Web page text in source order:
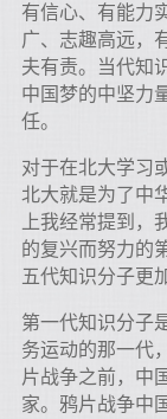
有信心、有能力
广、志趣高远，
夫有责。当代知
中国梦的中坚力
任。
对于在北大学习
北大就是为了中
上我经常提到，
的复兴而努力的
五代知识分子更
第一代知识分子
务运动的那一代
片战争之前，中
家。鸦片战争中